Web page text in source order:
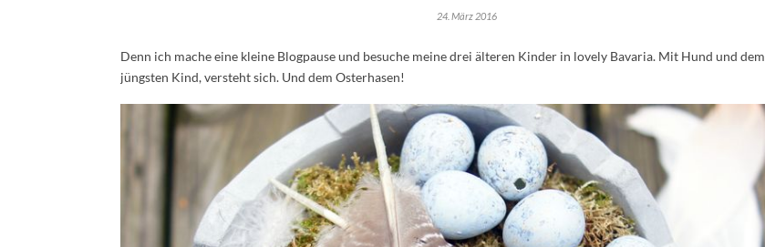
24. März 2016
Denn ich mache eine kleine Blogpause und besuche meine drei älteren Kinder in lovely Bavaria. Mit Hund und dem
jüngsten Kind, versteht sich. Und dem Osterhasen!